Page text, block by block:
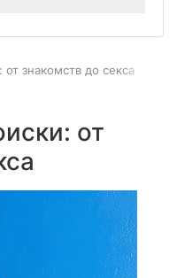
знакомств до секса
от